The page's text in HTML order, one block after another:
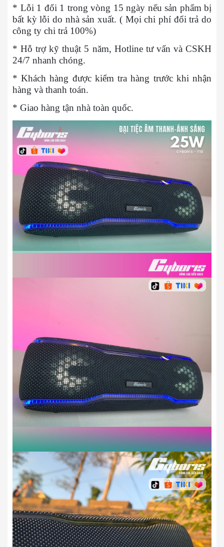
* Lỗi 1 đổi 1 trong vòng 15 ngày nếu sản phẩm bị
bất kỳ lỗi do nhà sản xuất. ( Mọi chi phí đổi trả do
công ty chi trả 100%)
* Hỗ trợ kỹ thuật 5 năm, Hotline tư vấn và CSKH
24/7 nhanh chóng.
* Khách hàng được kiểm tra hàng trước khi nhận
hàng và thanh toán.
* Giao hàng tận nhà toàn quốc.